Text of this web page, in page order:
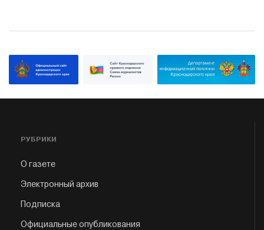
РУБРИКИ
О газете
Электронный архив
Подписка
Официальные опубликования